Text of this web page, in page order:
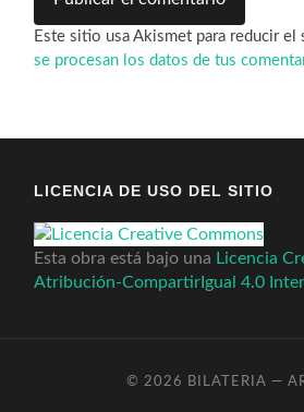
Este sitio usa Akismet para reducir el
se procesan los datos de tus
LICENCIA DE USO DEL SITIO
Esta obra está bajo una Licencia
Atribución-CompartirIgual 4.0
© 2026 BILATERIA —